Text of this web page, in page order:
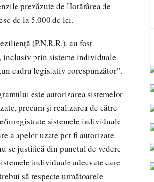
prevăzute de Hotărârea de
de la 5.000 de lei.
(P.N.R.R.), au fost
inclusiv prin sisteme individuale
cadru legislativ corespunzător”.
este autorizarea sistemelor
precum și realizarea de către
înregistrate sistemele individuale
a apelor uzate pot fi autorizate
se justifică din punctul de vedere
individuale adecvate care
să respecte următoarele